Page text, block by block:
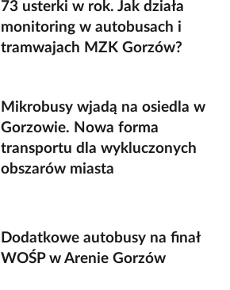
73 usterki w rok. Jak działa
monitoring w autobusach i
tramwajach MZK Gorzów?
Mikrobusy wjadą na osiedla w
Gorzowie. Nowa forma
transportu dla wykluczonych
obszarów miasta
Dodatkowe autobusy na finał
WOŚP w Arenie Gorzów